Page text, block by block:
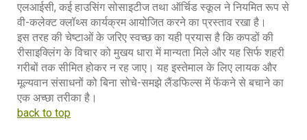
एलआईसी, कई हाउसिंग सोसाइटीज तथा ऑर्चिड स्कूल ने नियमित रूप से
वी-कलेक्ट क्लॉथ्स कार्यक्रम आयोजित करने का प्रस्ताव रखा है।
इस तरह की चेष्टाओं के जरिए स्वच्छ का यही प्रयास है कि कपडों की
रीसाइक्लिंग के विचार को मुखय धारा में मान्यता मिले और यह सिर्फ शहरी
गरीबों तक सीमित होकर न रह जाए। यह इस्तेमाल के लिए लायक और
मूल्यवान संसाधनों को बिना सोचे-समझे लैंडफिल्स में फेंकने से बचाने का
एक अच्छा तरीका है।
back to top